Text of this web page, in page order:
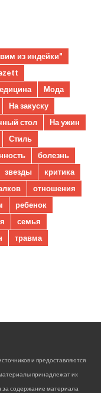
из индейки"
Мода
На закуску
стол
На ужин
Стиль
болезнь
звезды
критика
отношения
ребенок
семья
травма
и предоставляются
принадлежат их
за содержание материала